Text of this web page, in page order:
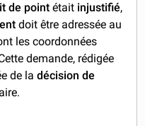
de pointétait injustifié,
doit être adressée au
les coordonnées
demande, rédigée
de la décision de